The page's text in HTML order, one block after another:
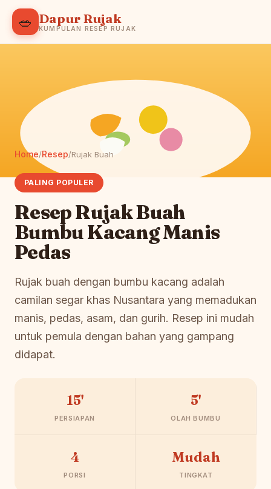
🥗 Dapur Rujak
KUMPULAN RESEP RUJAK
Home/Resep/Rujak Buah
PALING POPULER
Resep Rujak Buah
Bumbu Kacang Manis
Pedas
Rujak buah dengan bumbu kacang adalah
camilan segar khas Nusantara yang memadukan
manis, pedas, asam, dan gurih. Resep ini mudah
untuk pemula dengan bahan yang gampang
didapat.
15'
PERSIAPAN
5'
OLAH BUMBU
4
PORSI
Mudah
TINGKAT